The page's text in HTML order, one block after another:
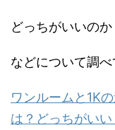
どっちがいいのか
などについて調べ
ワンルームと1K
は？どっちがいい